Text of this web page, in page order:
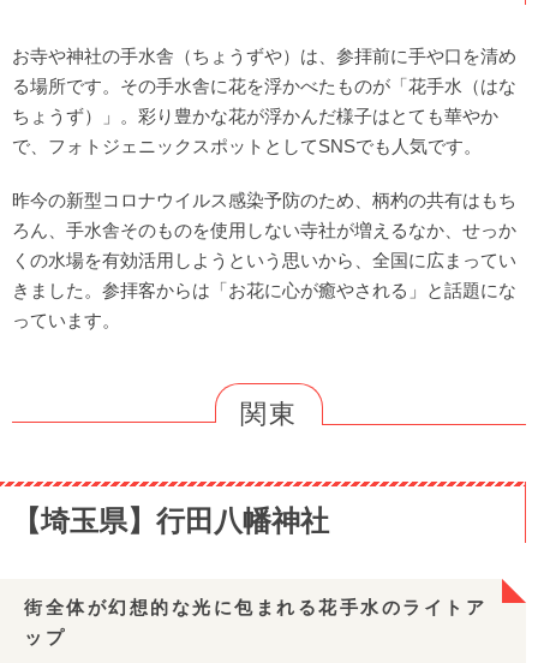
お寺や神社の手水舎（ちょうずや）は、参拝前に手や口を清め
る場所です。その手水舎に花を浮かべたものが「花手水（はな
ちょうず）」。彩り豊かな花が浮かんだ様子はとても華やか
で、フォトジェニックスポットとしてSNSでも人気です。
昨今の新型コロナウイルス感染予防のため、柄杓の共有はもち
ろん、手水舎そのものを使用しない寺社が増えるなか、せっか
くの水場を有効活用しようという思いから、全国に広まってい
きました。参拝客からは「お花に心が癒やされる」と話題にな
っています。
関東
【埼玉県】行田八幡神社
街全体が幻想的な光に包まれる花手水のライトア
ップ